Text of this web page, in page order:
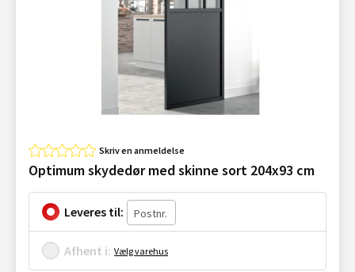
Skriv en anmeldelse
Optimum skydedør med skinne sort 204x93 cm
Leveres til:
Afhent i: Vælg varehus